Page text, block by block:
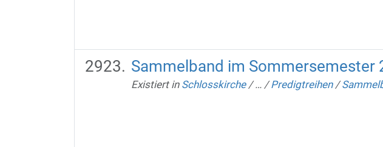
Sammelband im Sommersemester
Existiert in Schlosskirche /… /Predigtreihen /